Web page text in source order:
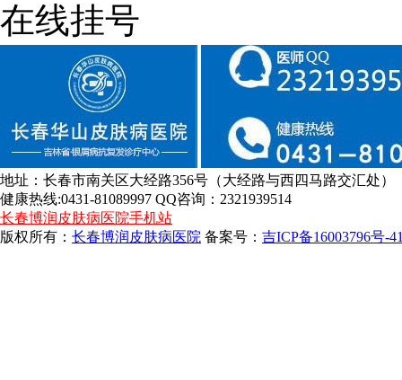
在线挂号
地址：长春市南关区大经路356号（大经路与西四马路交汇处）
健康热线:0431-81089997 QQ咨询：2321939514
长春博润皮肤病医院手机站
版权所有： 长春博润皮肤病医院 备案号： 吉ICP备16003796号-